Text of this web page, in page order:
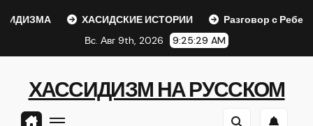
ХАСИДСКИЕ ИСТОРИИ
Разговор с Ребе
Вс. Авг 9th, 2026
9:25:29 AM
ХАССИДИЗМ НА РУССКОМ